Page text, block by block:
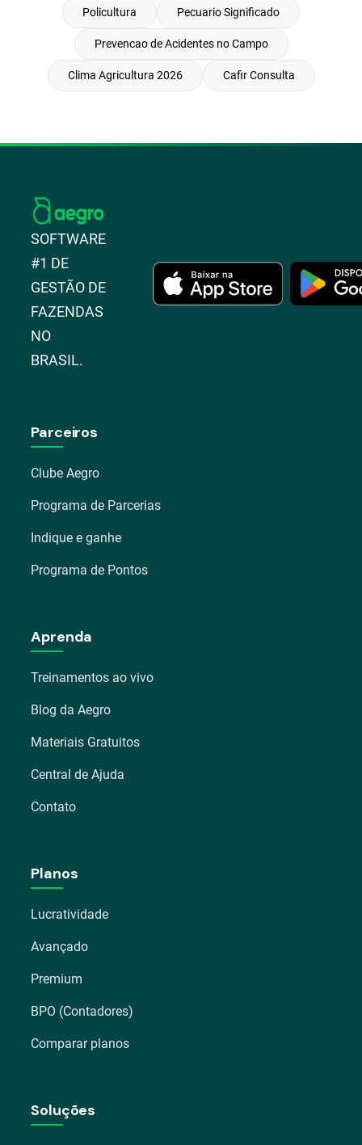
Policultura Pecuario Significado
Prevencao de Acidentes no Campo
Clima Agricultura 2026 Cafir Consulta
SOFTWARE
#1 DE
GESTÃO DE
FAZENDAS
NO
BRASIL.
Parceiros
Clube Aegro
Programa de Parcerias
Indique e ganhe
Programa de Pontos
Aprenda
Treinamentos ao vivo
Blog da Aegro
Materiais Gratuitos
Central de Ajuda
Contato
Planos
Lucratividade
Avançado
Premium
BPO (Contadores)
Comparar planos
Soluções